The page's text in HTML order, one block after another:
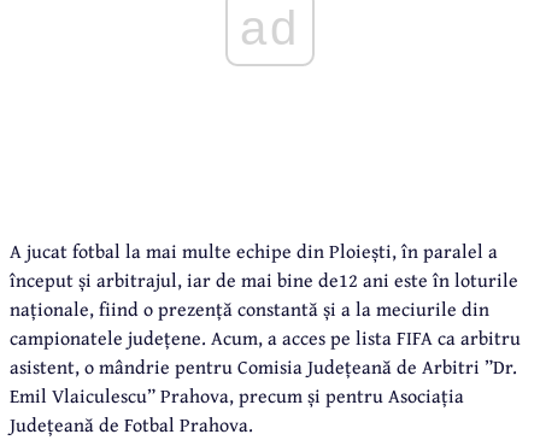
ad
A jucat fotbal la mai multe echipe din Ploiești, în paralel a
început și arbitrajul, iar de mai bine de12 ani este în loturile
naționale, fiind o prezență constantă și a la meciurile din
campionatele județene. Acum, a acces pe lista FIFA ca arbitru
asistent, o mândrie pentru Comisia Județeană de Arbitri ”Dr.
Emil Vlaiculescu” Prahova, precum și pentru Asociația
Județeană de Fotbal Prahova.